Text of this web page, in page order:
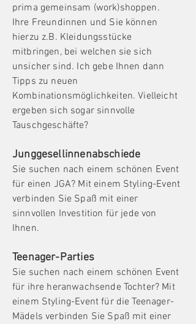
prima gemeinsam (work)shoppen.
Ihre Freundinnen und Sie können
hierzu z.B. Kleidungsstücke
mitbringen, bei welchen sie sich
unsicher sind. Ich gebe Ihnen dann
Tipps zu neuen
Kombinationsmöglichkeiten. Vielleicht
ergeben sich sogar sinnvolle
Tauschgeschäfte?
Junggesellinnenabschiede
Sie suchen nach einem schönen Event
für einen JGA? Mit einem Styling-Event
verbinden Sie Spaß mit einer
sinnvollen Investition für jede von
Ihnen.
Teenager-Parties
Sie suchen nach einem schönen Event
für ihre heranwachsende Tochter? Mit
einem Styling-Event für die Teenager-
Mädels verbinden Sie Spaß mit einer